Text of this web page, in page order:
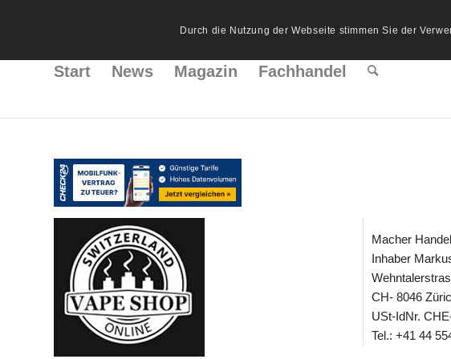
Start News Magazin Fachhandel
Macher
Inhaber
CH- 8046
USt-IdNr.
Tel.: +41 44
Durch die Nutzung der Webseite stimmen Sie der